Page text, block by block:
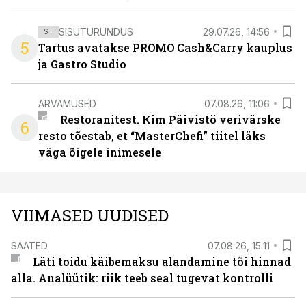
5
ST SISUTURUNDUS 29.07.26, 14:56
Tartus avatakse PROMO Cash&Carry kauplus
ja Gastro Studio
6
ARVAMUSED 07.08.26, 11:06
Restoranitest. Kim Päivistö verivärske
resto tõestab, et “MasterChefi” tiitel läks
väga õigele inimesele
VIIMASED UUDISED
SAATED 07.08.26, 15:11
Läti toidu käibemaksu alandamine tõi hinnad
alla. Analüütik: riik teeb seal tugevat kontrolli